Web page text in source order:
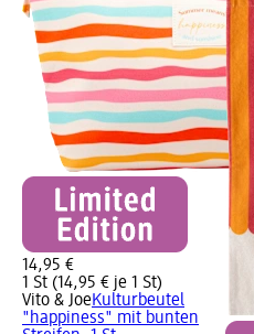
14,95 €
1 St (14,95 € je 1 St)
Vito & JoeKulturbeutel
"happiness" mit bunten